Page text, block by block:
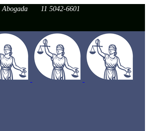
11 5042-6601